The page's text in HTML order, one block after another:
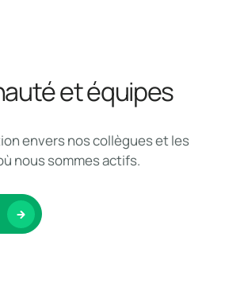
et équipes
envers nos collègues et les
nous sommes actifs.